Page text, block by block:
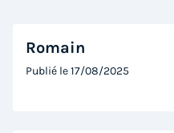
Romain
Publié le17/08/2025